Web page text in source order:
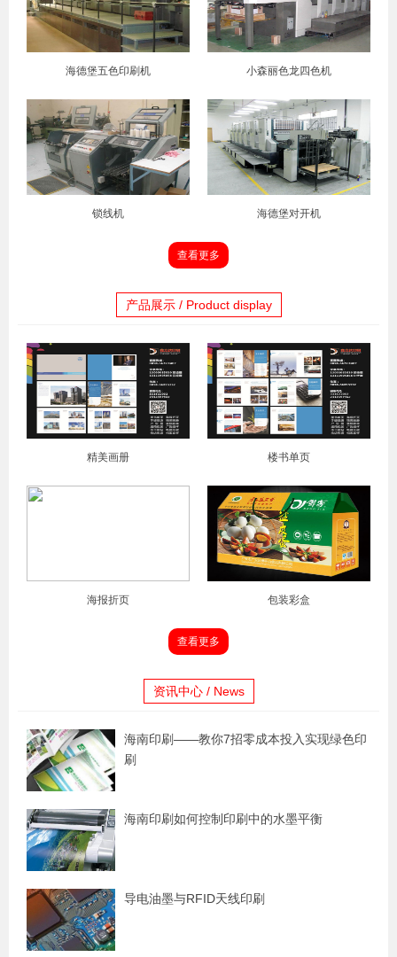
海德堡五色印刷机 小森丽色龙四色机
锁线机 海德堡对开机
查看更多
产品展示 / Product display
精美画册 楼书单页
海报折页 包装彩盒
查看更多
资讯中心 / News
海南印刷——教你7招零成本投入实现绿色印
刷
海南印刷如何控制印刷中的水墨平衡
导电油墨与RFID天线印刷